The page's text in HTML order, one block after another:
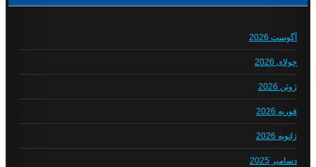
آگوست 2026
جولای 2026
ژوئن 2026
فوریه 2026
ژانویه 2026
دسامبر 2025